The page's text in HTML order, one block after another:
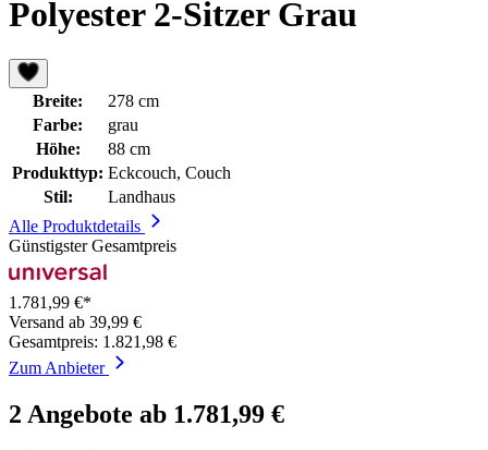
Polyester 2-Sitzer Grau
Breite:
278 cm
Farbe:
grau
Höhe:
88 cm
Produkttyp: Eckcouch, Couch
Stil:
Landhaus
Alle Produktdetails
Günstigster Gesamtpreis
1.781,99 €*
Versand ab 39,99 €
Gesamtpreis: 1.821,98 €
Zum Anbieter
2 Angebote ab 1.781,99 €